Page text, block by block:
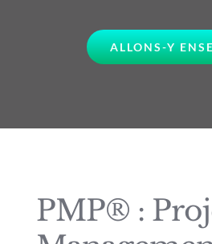
ALLONS-Y
PMP® :